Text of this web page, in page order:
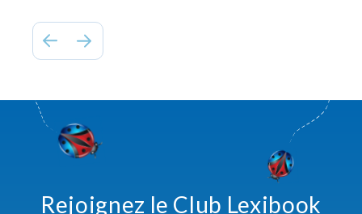
Rejoignez le Club Lexibook